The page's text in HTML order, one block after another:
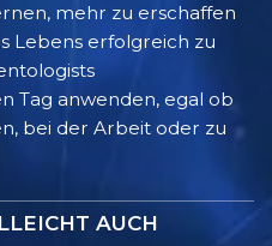
mehr zu erschaffen
Lebens erfolgreich zu
Tag anwenden, egal ob
bei der Arbeit oder zu
AUCH